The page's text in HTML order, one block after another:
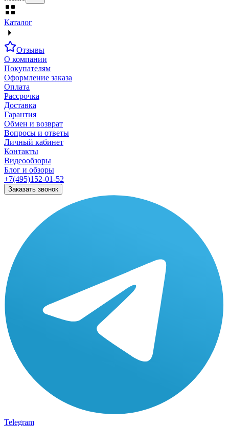
Каталог
Отзывы
О компании
Покупателям
Оформление заказа
Оплата
Рассрочка
Доставка
Гарантия
Обмен и возврат
Вопросы и ответы
Личный кабинет
Контакты
Видеообзоры
Блог и обзоры
+7(495)152-01-52
Заказать звонок
Telegram